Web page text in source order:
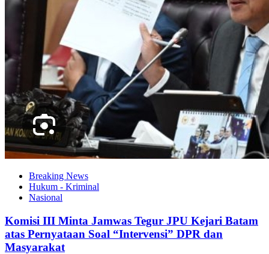
Breaking News
Hukum - Kriminal
Nasional
Komisi III Minta Jamwas Tegur JPU Kejari Batam
atas Pernyataan Soal “Intervensi” DPR dan
Masyarakat